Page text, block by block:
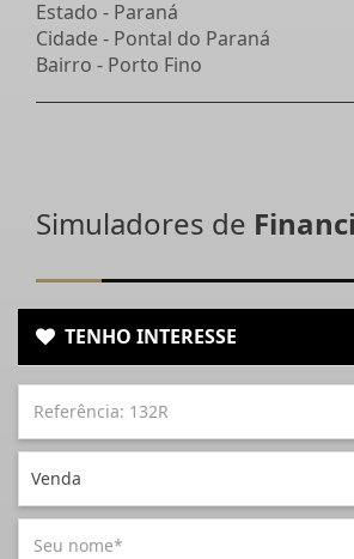
Estado - Paraná
Cidade - Pontal do Paraná
Bairro - Porto Fino
Simuladores de
TENHO INTERESSE
Venda